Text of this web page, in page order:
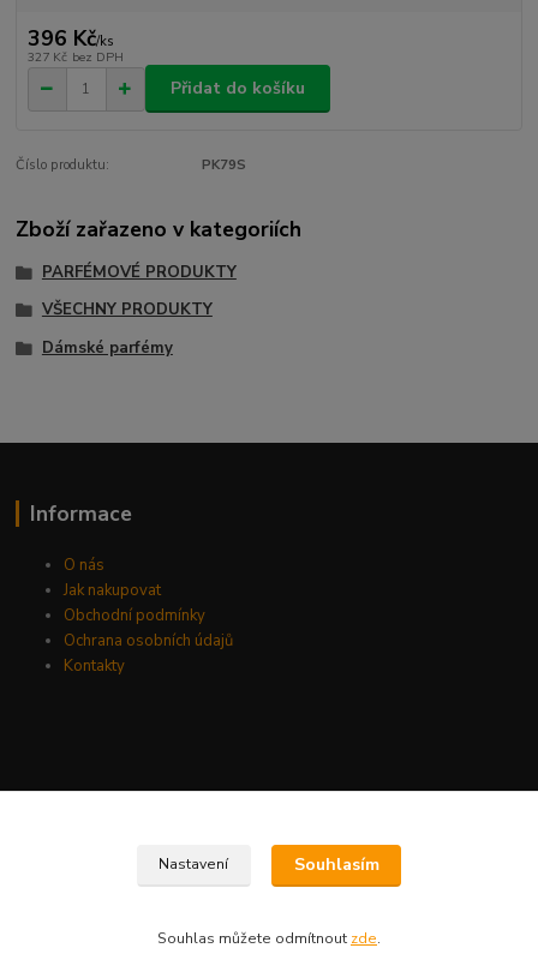
396 Kč/ks
327 Kč bez DPH
Přidat do košíku
Číslo produktu: PK79S
Zboží zařazeno v kategoriích
PARFÉMOVÉ PRODUKTY
VŠECHNY PRODUKTY
Dámské parfémy
Informace
O nás
Jak nakupovat
Obchodní podmínky
Ochrana osobních údajů
Kontakty
Nastavení Souhlasím
Souhlas můžete odmítnout zde.